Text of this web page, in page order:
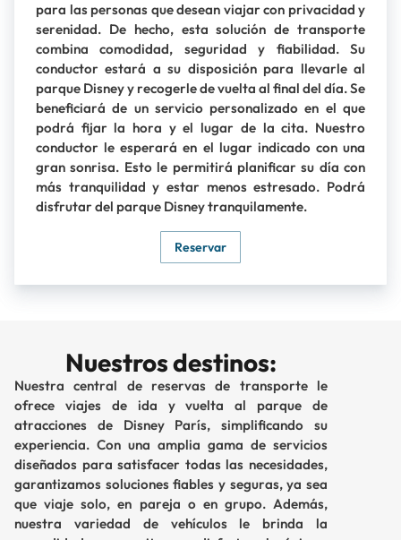
para las personas que desean viajar con privacidad y
serenidad. De hecho, esta solución de transporte
combina comodidad, seguridad y fiabilidad. Su
conductor estará a su disposición para llevarle al
parque Disney y recogerle de vuelta al final del día. Se
beneficiará de un servicio personalizado en el que
podrá fijar la hora y el lugar de la cita. Nuestro
conductor le esperará en el lugar indicado con una
gran sonrisa. Esto le permitirá planificar su día con
más tranquilidad y estar menos estresado. Podrá
disfrutar del parque Disney tranquilamente.
Reservar
Nuestros destinos:
Nuestra central de reservas de transporte le
ofrece viajes de ida y vuelta al parque de
atracciones de Disney París, simplificando su
experiencia. Con una amplia gama de servicios
diseñados para satisfacer todas las necesidades,
garantizamos soluciones fiables y seguras, ya sea
que viaje solo, en pareja o en grupo. Además,
nuestra variedad de vehículos le brinda la